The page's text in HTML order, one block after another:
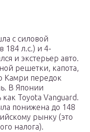
с силовой
184 л.с.) и 4-
и экстерьер авто.
решетки, капота,
Камри передок
В Японии
Toyota Vanguard.
понижена до 148
рынку (это
налога).